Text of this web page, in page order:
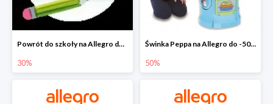
Powrót do szkoły na Allegro do -30%
30%
Świnka Peppa na Allegro do -50%
50%